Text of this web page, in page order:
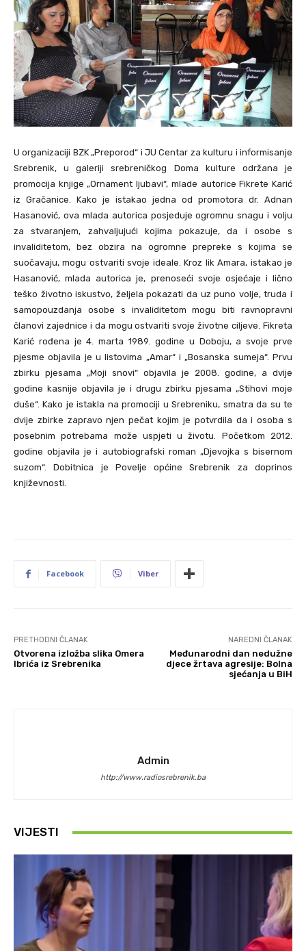
U organizaciji BZK „Preporod“ i JU Centar za kulturu i informisanje
Srebrenik, u galeriji srebreničkog Doma kulture održana je
promocija knjige „Ornament ljubavi“, mlade autorice Fikrete Karić
iz Gračanice. Kako je istakao jedna od promotora dr. Adnan
Hasanović, ova mlada autorica posjeduje ogromnu snagu i volju
za stvaranjem, zahvaljujući kojima pokazuje, da i osobe s
invaliditetom, bez obzira na ogromne prepreke s kojima se
suočavaju, mogu ostvariti svoje ideale. Kroz lik Amara, istakao je
Hasanović, mlada autorica je, prenoseći svoje osjećaje i lično
teško životno iskustvo, željela pokazati da uz puno volje, truda i
samopouzdanja osobe s invaliditetom mogu biti ravnopravni
članovi zajednice i da mogu ostvariti svoje životne ciljeve. Fikreta
Karić rođena je 4. marta 1989. godine u Doboju, a svoje prve
pjesme objavila je u listovima „Amar“ i „Bosanska sumeja“. Prvu
zbirku pjesama „Moji snovi“ objavila je 2008. godine, a dvije
godine kasnije objavila je i drugu zbirku pjesama „Stihovi moje
duše“. Kako je istakla na promociji u Srebreniku, smatra da su te
dvije zbirke zapravo njen pečat kojim je potvrdila da i osoba s
posebnim potrebama može uspjeti u životu. Početkom 2012.
godine objavila je i autobiografski roman „Djevojka s bisernom
suzom“. Dobitnica je Povelje općine Srebrenik za doprinos
književnosti.
Facebook Viber
PRETHODNI ČLANAK
Otvorena izložba slika Omera
Ibrića iz Srebrenika
NAREDNI ČLANAK
Međunarodni dan nedužne
djece žrtava agresije: Bolna
sjećanja u BiH
Admin
http://www.radiosrebrenik.ba
VIJESTI